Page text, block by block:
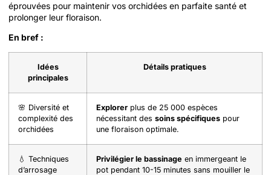
éprouvées pour maintenir vos orchidées en parfaite santé et
prolonger leur floraison.
En bref :
Idées
principales
Détails pratiques
🌸 Diversité et
complexité des
orchidées
Explorer plus de 25 000 espèces
nécessitant des soins spécifiques pour
une floraison optimale.
💧 Techniques
d’arrosage
Privilégier le bassinage en immergeant le
pot pendant 10-15 minutes sans mouiller le